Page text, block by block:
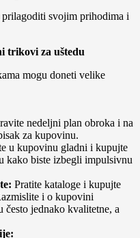
svojim prihodima i
trikovi za uštedu
mogu doneti velike
nedeljni plan obroka i na
za kupovinu.
u kupovinu gladni i kupujte
kako biste izbegli impulsivnu
Pratite kataloge i kupujte
i o kupovini
jednako kvalitetne, a